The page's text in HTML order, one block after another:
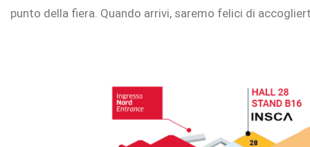
punto della fiera. Quando arrivi, saremo felici di